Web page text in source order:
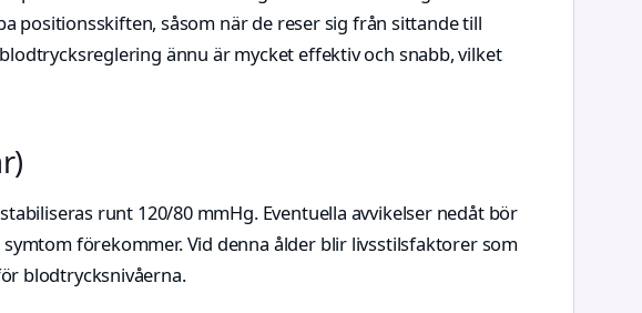
positionsskiften, såsom när de reser sig från sittande till
ännu är mycket effektiv och snabb, vilket
runt 120/80 mmHg. Eventuella avvikelser nedåt bör
förekommer. Vid denna ålder blir livsstilsfaktorer som
blodtrycksnivåerna.